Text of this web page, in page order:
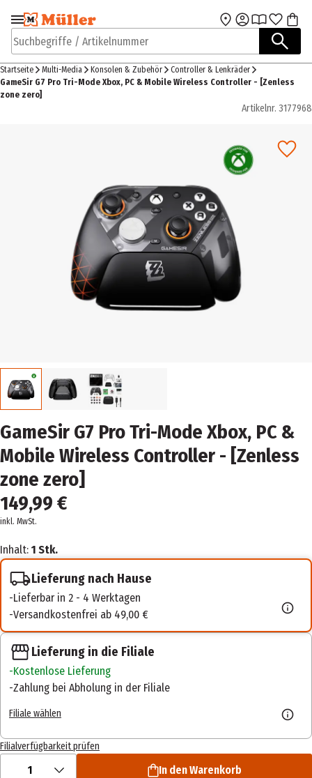
Zur Navigation
springen
Zum Hauptinhalt
Suchbegriffe / Artikelnummer
Startseite Multi-Media Konsolen & Zubehör
Controller & Lenkräder
GameSir G7 Pro Tri-Mode Xbox, PC & Mobile Wireless Controller - [Zenless
zone zero]
Artikelnr. 3177968
GameSir G7 Pro Tri-Mode Xbox, PC &
Mobile Wireless Controller - [Zenless
zone zero]
149,99 €
inkl. MwSt.
Inhalt: 1 Stk.
Lieferung nach Hause
Lieferbar in 2 - 4 Werktagen
Versandkostenfrei ab 49,00 €
Lieferung in die Filiale
Kostenlose Lieferung
Zahlung bei Abholung in der Filiale
Filiale wählen
Filialverfügbarkeit prüfen
1 In den Warenkorb